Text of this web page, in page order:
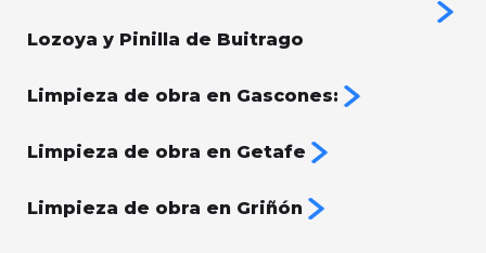
Lozoya y Pinilla de Buitrago
Limpieza de obra en Gascones:
Limpieza de obra en Getafe
Limpieza de obra en Griñón